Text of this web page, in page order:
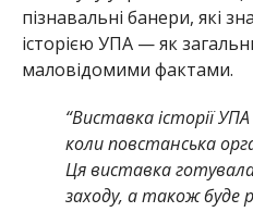
пізнавальні банери, які
історією УПА — як
маловідомими фактами.
“Виставка історії
коли повстанська
Ця виставка
заходу, а також буде